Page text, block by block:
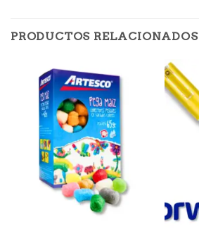
PRODUCTOS RELACIONADOS